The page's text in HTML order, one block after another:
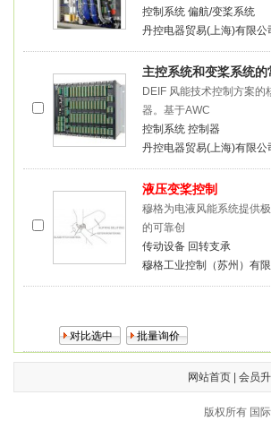
控制系统 偏航/变桨系统
丹控电器贸易(上海)有限公
主控系统和变桨系统的
DEIF 风能技术控制方案
器。基于AWC
控制系统 控制器
丹控电器贸易(上海)有限公
液压变桨控制
穆格为电液风能系统提供
的可靠创
传动设备 回转支承
穆格工业控制（苏州）有限
网站首页| 会员
版权所有 国